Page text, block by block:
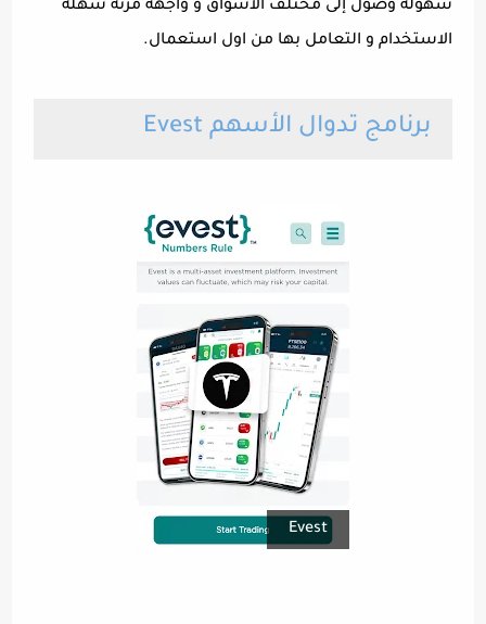
سهولة وصول إلى مختلف الأسواق و واجهة مرنة سهلة
الاستخدام و التعامل بها من اول استعمال.
برنامج تدوال الأسهم Evest
Evest